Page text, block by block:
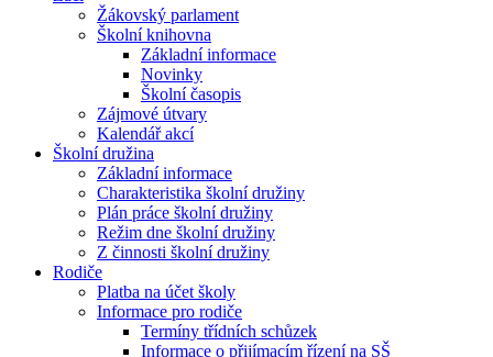
Žákovský parlament
Školní knihovna
Základní informace
Novinky
Školní časopis
Zájmové útvary
Kalendář akcí
Školní družina
Základní informace
Charakteristika školní družiny
Plán práce školní družiny
Režim dne školní družiny
Z činnosti školní družiny
Rodiče
Platba na účet školy
Informace pro rodiče
Termíny třídních schůzek
Informace o přijímacím řízení na SŠ